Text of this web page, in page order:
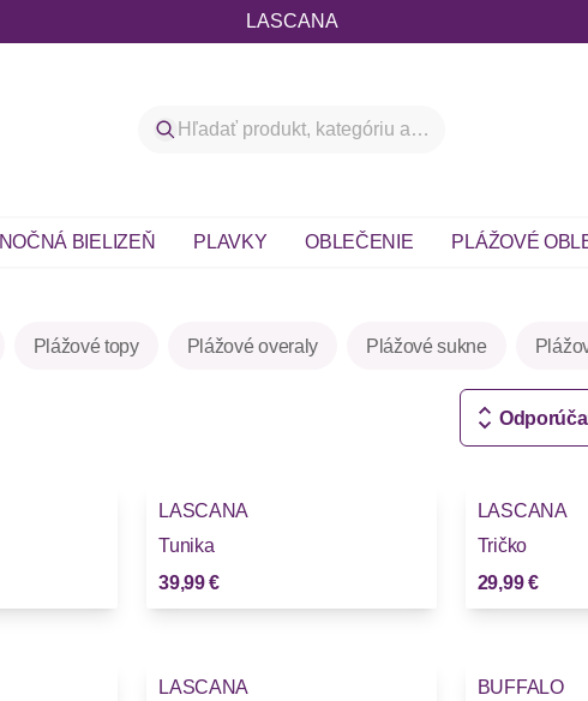
LASCANA
NOČNÁ BIELIZEŇ PLAVKY OBLEČENIE PLÁŽOVÉ
Plážové topy Plážové overaly Plážové sukne
LASCANA
Tunika
39,99 €
LASCANA
Tričko
29,99 €
LASCANA
BUFFALO